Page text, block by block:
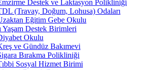
Destek ve Laktasyon Polikliniği
(Travay, Doğum, Lohusa) Odaları
Eğitim Gebe Okulu
Yaşam Destek Birimleri
Okulu
ve Gündüz Bakımevi
Bırakma Polikliniği
Sosyal Hizmet Birimi